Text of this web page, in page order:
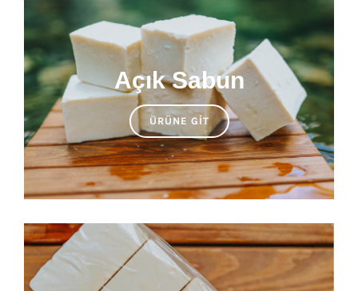
Açık Sabun
ÜRÜNE GIT